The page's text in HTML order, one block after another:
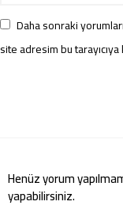
Daha sonraki
site adresim bu
Henüz yorum
yapabilirsiniz.